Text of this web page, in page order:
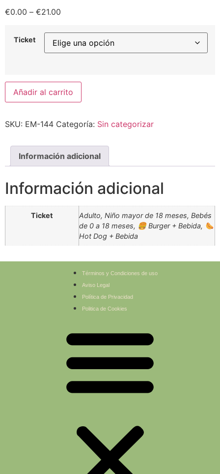
€0.00 – €21.00
Ticket
Añadir al carrito
SKU: EM-144 Categoría: Sin categorizar
Información adicional
Información adicional
Ticket
Adulto, Niño mayor de 18 meses, Bebés
de 0 a 18 meses, 🍔 Burger + Bebida, 🌭
Hot Dog + Bebida
Términos y Condiciones de uso
Aviso Legal
Política de Privacidad
Politica de Cookies